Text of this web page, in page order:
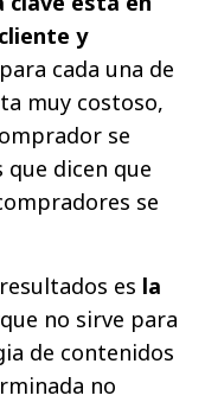
y
para cada una de
muy costoso,
se
que dicen que
se
es la
no sirve para
de contenidos
no